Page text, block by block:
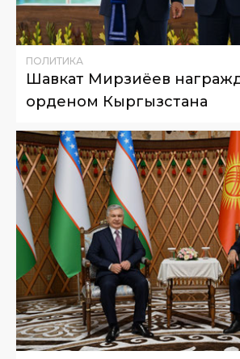
ПОЛИТИКА
Шавкат Мирзиёев
орденом Кыргызстана